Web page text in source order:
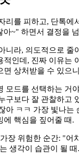
리를 피하고, 단톡에
아~" 하면서 결정을
니라, 의도적으로 줄
적인데, 진짜 이유는
면 상처받을 수 있으
모드를 선택하는 거
구보다 잘 관찰하고
아 ㅋㅋ 가장 빛나는
에 핵심을 짚어줄 때.
장 위험한 순간: "어
생각이 습관이 될